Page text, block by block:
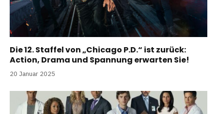
Die 12. Staffel von „Chicago P.D.“ ist zurück:
Action, Drama und Spannung erwarten Sie!
20 Januar 2025